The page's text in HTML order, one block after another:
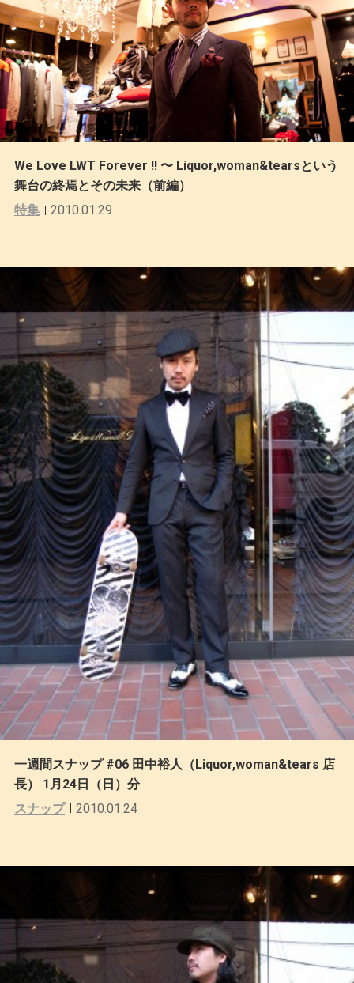
We Love LWT Forever !! 〜 Liquor,woman&tearsという
舞台の終焉とその未来（前編）
特集
2010.01.29
一週間スナップ #06 田中裕人（Liquor,woman&tears 店
長） 1月24日（日）分
スナップ
2010.01.24